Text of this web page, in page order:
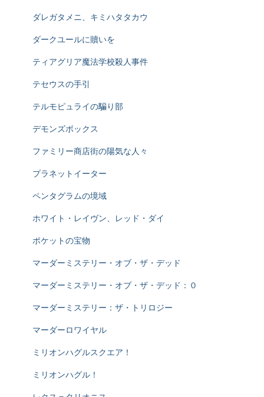
ダレガタメニ、キミハタタカウ
ダークユールに贖いを
ティアグリア魔法学校殺人事件
テセウスの手引
テルモピュライの騙り部
デモンズボックス
ファミリー商店街の陽気な人々
プラネットイーター
ペンタグラムの境域
ホワイト・レイヴン、レッド・ダイ
ポケットの宝物
マーダーミステリー・オブ・ザ・デッド
マーダーミステリー・オブ・ザ・デッド：０
マーダーミステリー：ザ・トリロジー
マーダーロワイヤル
ミリオンハグルスクエア！
ミリオンハグル！